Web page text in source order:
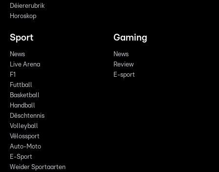
Déiererubrik
Horoskop
Sport
News
Live Arena
F1
Futtball
Basketball
Handball
Dëschtennis
Volleyball
Vëlossport
Auto-Moto
E-Sport
Weider Sportaarten
Gaming
News
Review
E-sport